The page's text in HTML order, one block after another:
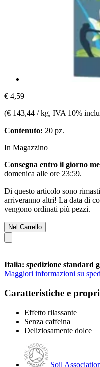
€ 4,59
(€ 143,44 / kg, IVA 10%
Contenuto: 20 pz.
In Magazzino
Consegna entro il giorno
domenica alle ore 23:59.
Di questo articolo sono
arriveranno altri! La data di
vengono ordinati più pezzi.
Nel Carrello
Italia: spedizione standard
Maggiori informazioni su
Caratteristiche e
Effetto rilassante
Senza caffeina
Deliziosamente dolce
Soil